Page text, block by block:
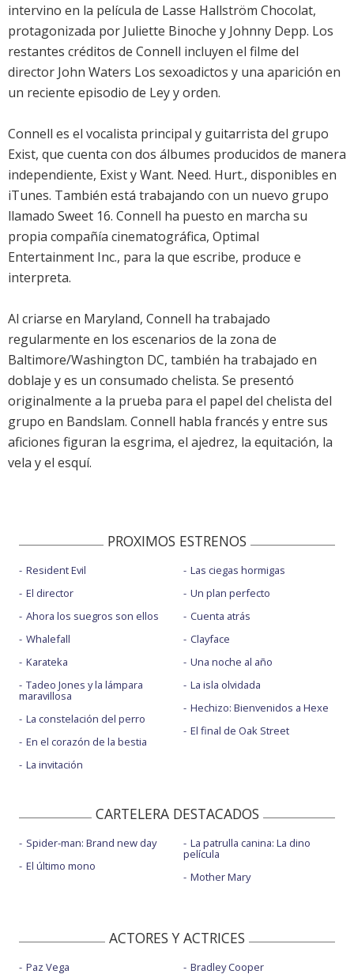
intervino en la película de Lasse Hallström Chocolat,
protagonizada por Juliette Binoche y Johnny Depp. Los
restantes créditos de Connell incluyen el filme del
director John Waters Los sexoadictos y una aparición en
un reciente episodio de Ley y orden.
Connell es el vocalista principal y guitarrista del grupo
Exist, que cuenta con dos álbumes producidos de manera
independiente, Exist y Want. Need. Hurt., disponibles en
iTunes. También está trabajando con un nuevo grupo
llamado Sweet 16. Connell ha puesto en marcha su
propia compañía cinematográfica, Optimal
Entertainment Inc., para la que escribe, produce e
interpreta.
Al criarse en Maryland, Connell ha trabajado
regularmente en los escenarios de la zona de
Baltimore/Washington DC, también ha trabajado en
doblaje y es un consumado chelista. Se presentó
originalmente a la prueba para el papel del chelista del
grupo en Bandslam. Connell habla francés y entre sus
aficiones figuran la esgrima, el ajedrez, la equitación, la
vela y el esquí.
PROXIMOS ESTRENOS
Resident Evil
El director
Ahora los suegros son ellos
Whalefall
Karateka
Tadeo Jones y la lámpara
maravillosa
La constelación del perro
En el corazón de la bestia
La invitación
Las ciegas hormigas
Un plan perfecto
Cuenta atrás
Clayface
Una noche al año
La isla olvidada
Hechizo: Bienvenidos a Hexe
El final de Oak Street
CARTELERA DESTACADOS
Spider-man: Brand new day
El último mono
La patrulla canina: La dino
película
Mother Mary
ACTORES Y ACTRICES
Paz Vega
Bradley Cooper